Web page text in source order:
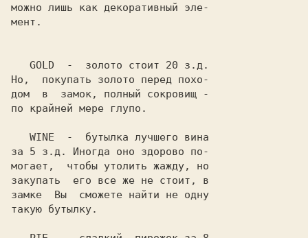
можно лишь как декоративный эле-
мент.
GOLD
  -  золото стоит 20 з.д.
Но,  покупать золото перед похо-
дом  в  замок, полный сокровищ -
по крайней мере глупо.
WINE
  -  бутылка лучшего вина
за 5 з.д. Иногда оно здорово по-
могает,  чтобы утолить жажду, но
закупать  его все же не стоит, в
замке  Вы  сможете найти не одну
такую бутылку.